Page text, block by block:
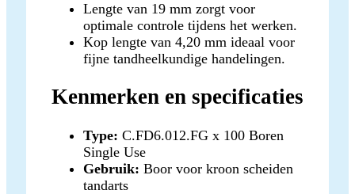
Lengte van 19 mm zorgt voor
optimale controle tijdens het werken.
Kop lengte van 4,20 mm ideaal voor
fijne tandheelkundige handelingen.
Kenmerken en specificaties
Type: C.FD6.012.FG x 100 Boren
Single Use
Gebruik: Boor voor kroon scheiden
tandarts